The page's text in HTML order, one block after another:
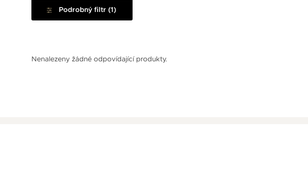
Podrobný filtr (1)
Nenalezeny žádné odpovídající produkty.